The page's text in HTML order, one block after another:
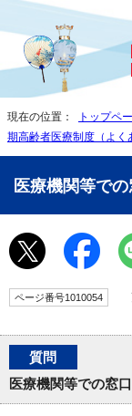
現在の位置： トップペ
期高齢者医療制度（よく
医療機関等で
ページ番号1010054
質問
医療機関等での窓